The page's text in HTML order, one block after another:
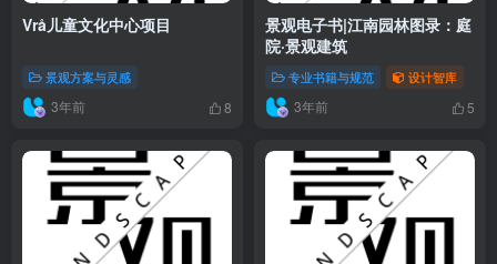
Vrå儿童文化中心项目
景观方案与灵感
3年前 8
景观电子书|江南园林图录：庭
院·景观建筑
专业书籍与规范 设计智库
3年前 5